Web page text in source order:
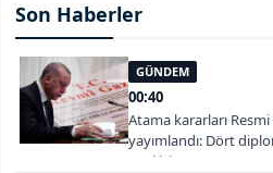
Son Haberler
GÜNDEM
00:40
Atama kararları Resmi
yayımlandı: Dört
yeni isim